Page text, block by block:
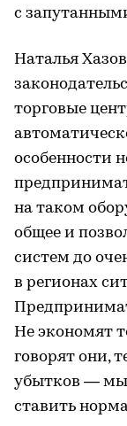
с
Наталья
торговые
особенности
на таком
общее и
систем до
в регионах
Не экономят
говорят они,
убытков — мы
ставить